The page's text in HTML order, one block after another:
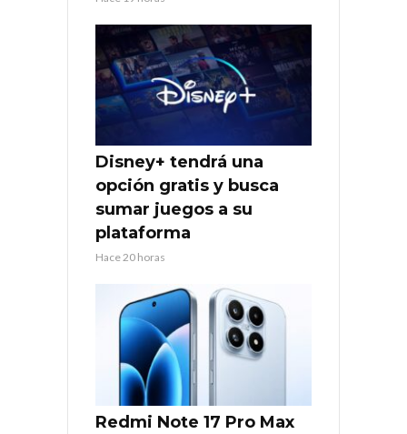
Disney+ tendrá una
opción gratis y busca
sumar juegos a su
plataforma
Hace 20 horas
Redmi Note 17 Pro Max